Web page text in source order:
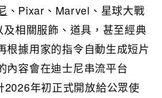
、Pixar、Marvel、星球大戰
相關服飾、道具，甚至經典
根據用家的指令自動生成短片
內容會在迪士尼串流平台
年初正式開放給公眾使